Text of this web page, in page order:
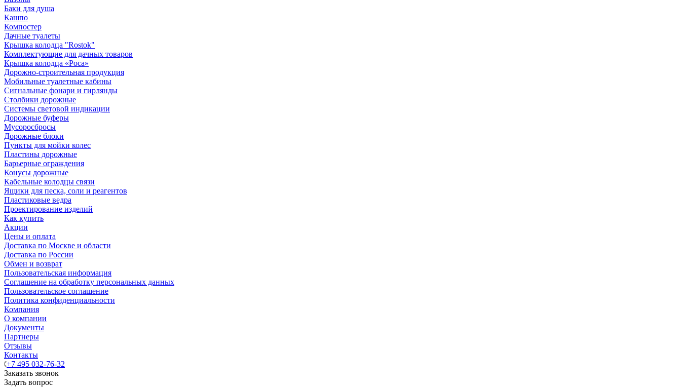
Баки для душа
Кашпо
Компостер
Дачные туалеты
Крышка колодца "Rostok"
Комплектующие для дачных товаров
Крышка колодца «Роса»
Дорожно-строительная продукция
Мобильные туалетные кабины
Сигнальные фонари и гирлянды
Столбики дорожные
Системы световой индикации
Дорожные буферы
Мусоросбросы
Дорожные блоки
Пункты для мойки колес
Пластины дорожные
Барьерные ограждения
Конусы дорожные
Кабельные колодцы связи
Ящики для песка, соли и реагентов
Пластиковые ведра
Проектирование изделий
Как купить
Акции
Цены и оплата
Доставка по Москве и области
Доставка по России
Обмен и возврат
Пользовательская информация
Соглашение на обработку персональных данных
Пользовательское соглашение
Политика конфиденциальности
Компания
О компании
Документы
Партнеры
Отзывы
Контакты
+7 495 032-76-32
Заказать звонок
Задать вопрос